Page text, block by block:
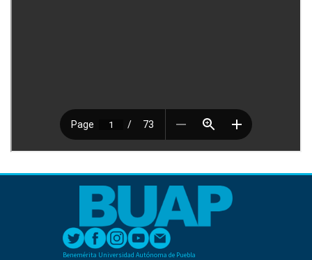
Benemérita Universidad Autónoma de Puebla